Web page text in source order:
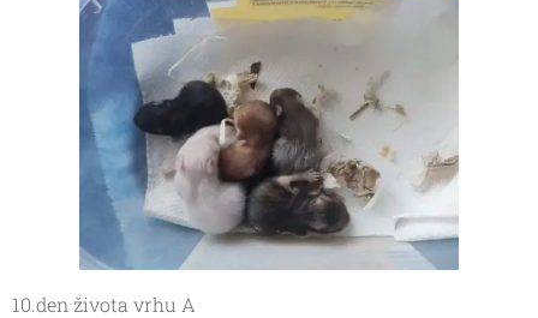
10.den života vrhu A